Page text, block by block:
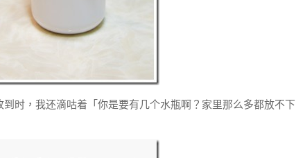
时，我还滴咕着「你是要有几个水瓶啊？家里那么多都放不下